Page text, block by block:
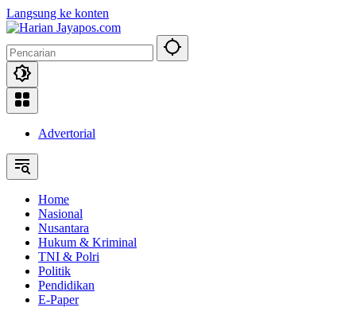
Langsung ke konten
Advertorial
Home
Nasional
Nusantara
Hukum & Kriminal
TNI & Polri
Politik
Pendidikan
E-Paper